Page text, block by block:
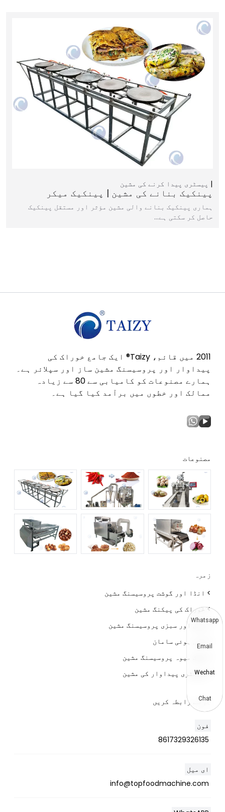
پیسٹری پیدا کرنے کی مشین
پینکیک بنانے کی مشین | پینکیک میکر
ہماری پینکیک بنانے والی مشین مؤثر اور مستقل پینکیک
حاصل کر سکتی ہے…
2011 میں قائم، Taizy® ایک جامع خوراک کی
پیداوار اور پروسیسنگ مشین ساز اور سپلائر ہے۔
ہمارے مصنوعات کو کامیابی سے 80 سے زیادہ
ممالک اور خطوں میں برآمد کیا گیا ہے۔
مصنوعات
زمرہ
> انڈا اور گوشت پروسیسنگ مشین
> خوراک کی پیکنگ مشین
> پھل اور سبزی پروسیسنگ مشین
> تلی ہوئی سامان
> خشک میوہ پروسیسنگ مشین
> پیسٹری پیداوار کی مشین
ہم سے رابطہ کریں
فون
8617329326135
ای میل
info@topfoodmachine.com
Whatsapp
Email
Wechat
Chat